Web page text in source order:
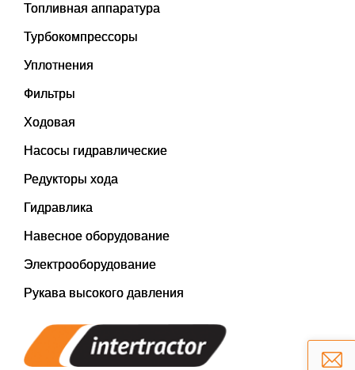
Топливная аппаратура
Турбокомпрессоры
Уплотнения
Фильтры
Ходовая
Насосы гидравлические
Редукторы хода
Гидравлика
Навесное оборудование
Электрооборудование
Рукава высокого давления